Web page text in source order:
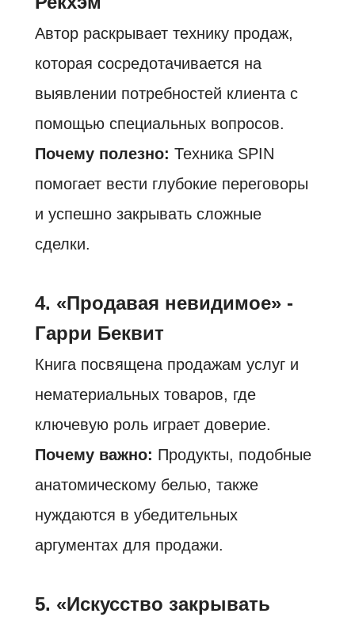
Автор раскрывает технику продаж,
которая сосредотачивается на
выявлении потребностей клиента с
помощью специальных вопросов.
Почему полезно: Техника SPIN
помогает вести глубокие переговоры
и успешно закрывать сложные
сделки.
4. «Продавая невидимое» -
Гарри Беквит
Книга посвящена продажам услуг и
нематериальных товаров, где
ключевую роль играет доверие.
Почему важно: Продукты, подобные
анатомическому белью, также
нуждаются в убедительных
аргументах для продажи.
5. «Искусство закрывать